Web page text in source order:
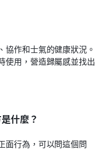
協作和士氣的健康狀況。
使用，營造歸屬感並找出
什麼？
面行為，可以問這個問